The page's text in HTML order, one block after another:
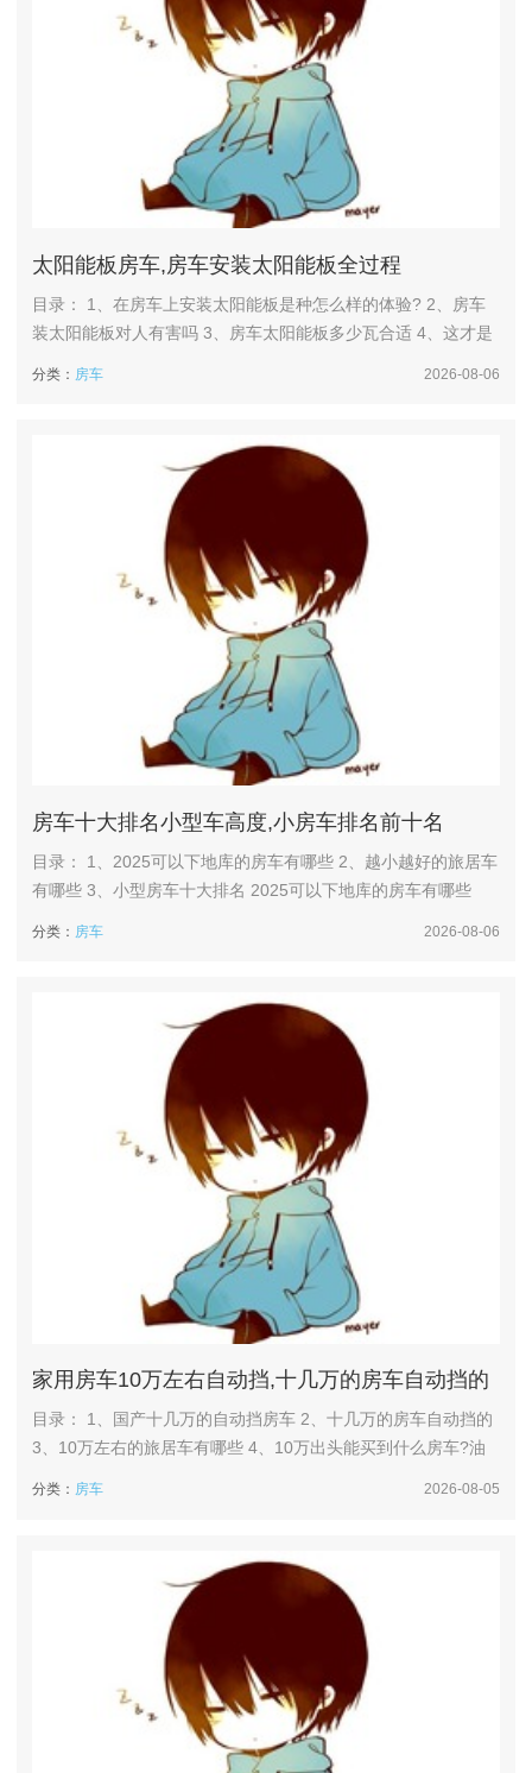
太阳能板房车,房车安装太阳能板全过程
目录： 1、在房车上安装太阳能板是种怎么样的体验? 2、房车
装太阳能板对人有害吗 3、房车太阳能板多少瓦合适 4、这才是
计算：日用电量（Wh）：统计所有电器的功率及使用时长（...
分类： 房车 2026-08-06
房车十大排名小型车高度,小房车排名前十名
目录： 1、2025可以下地库的房车有哪些 2、越小越好的旅居车
有哪些 3、小型房车十大排名 2025可以下地库的房车有哪些
间经过优化，适合城市通勤以及短途旅行。2、025年可以...
分类： 房车 2026-08-06
家用房车10万左右自动挡,十几万的房车自动挡的
目录： 1、国产十几万的自动挡房车 2、十几万的房车自动挡的
3、10万左右的旅居车有哪些 4、10万出头能买到什么房车?油
名。它内部布局合理，有舒适的睡...
分类： 房车 2026-08-05